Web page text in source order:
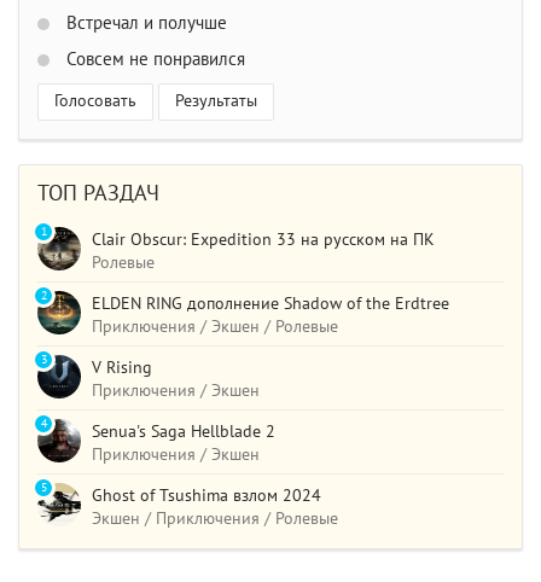
Встречал и получше
Совсем не понравился
Голосовать Результаты
ТОП РАЗДАЧ
Clair Obscur: Expedition 33 на русском на ПК
Ролевые
1
ELDEN RING дополнение Shadow of the Erdtree
Приключения / Экшен / Ролевые
2
V Rising
Приключения / Экшен
3
Senua's Saga Hellblade 2
Приключения / Экшен
4
Ghost of Tsushima взлом 2024
Экшен / Приключения / Ролевые
5